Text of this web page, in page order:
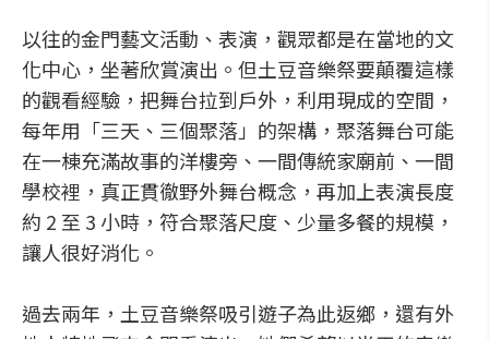
以往的金門藝文活動、表演，觀眾都是在當地的文
化中心，坐著欣賞演出。但土豆音樂祭要顛覆這樣
的觀看經驗，把舞台拉到戶外，利用現成的空間，
每年用「三天、三個聚落」的架構，聚落舞台可能
在一棟充滿故事的洋樓旁、一間傳統家廟前、一間
學校裡，真正貫徹野外舞台概念，再加上表演長度
約 2 至 3 小時，符合聚落尺度、少量多餐的規模，
讓人很好消化。
過去兩年，土豆音樂祭吸引遊子為此返鄉，還有外